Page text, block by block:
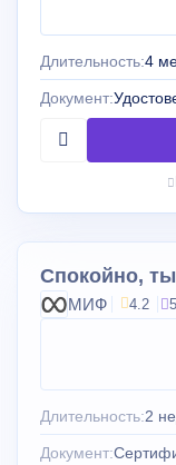
Длительность:4
Документ:
Спокойно,
МИФ 4.2 5
Длительность:2
Документ: